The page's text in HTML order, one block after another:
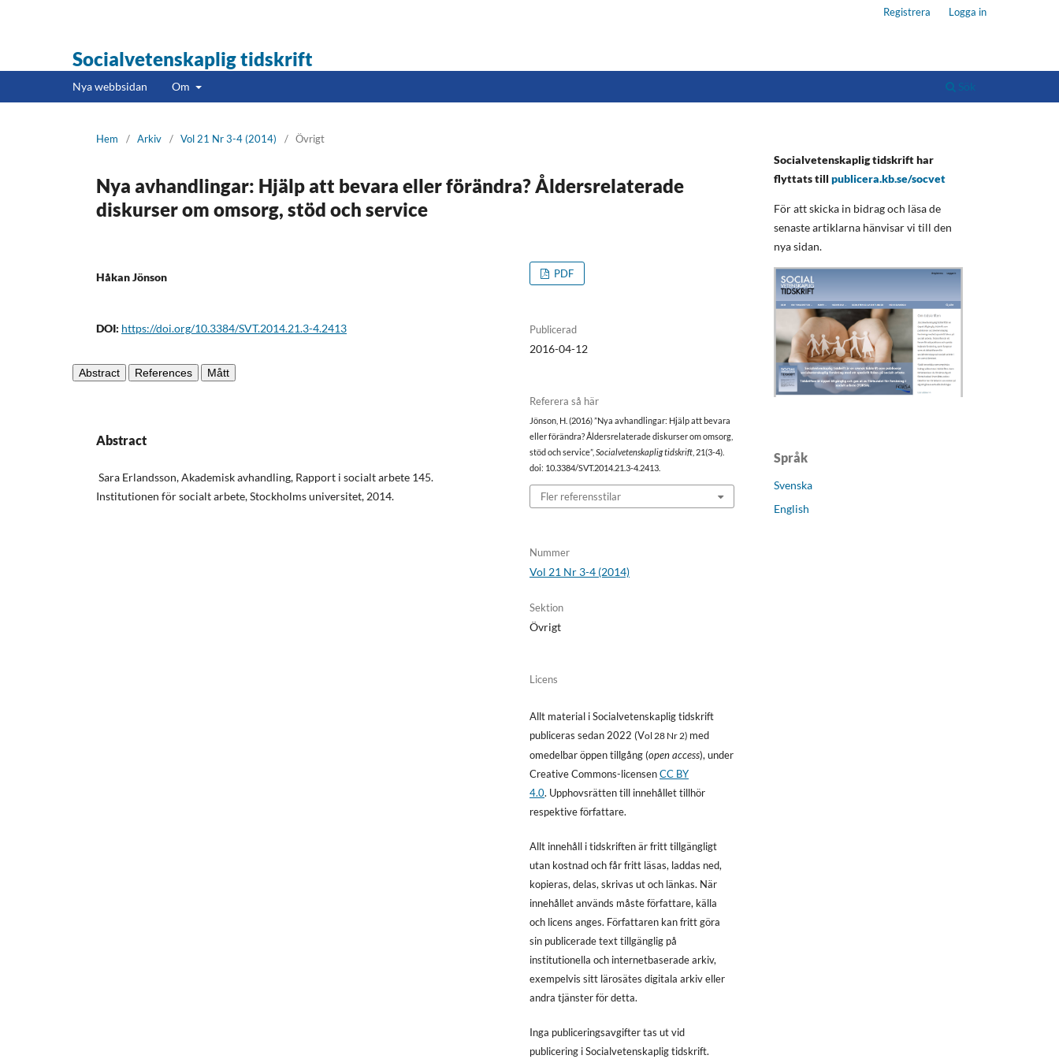
Socialvetenskaplig tidskrift
Nya webbsidan Om Sök
Registrera Logga in
Hem / Arkiv / Vol 21 Nr 3-4 (2014) / Övrigt
Nya avhandlingar: Hjälp att bevara eller förändra? Åldersrelaterade
diskurser om omsorg, stöd och service
Håkan Jönson
DOI: https://doi.org/10.3384/SVT.2014.21.3-4.2413
Abstract References Mått
Abstract
Sara Erlandsson, Akademisk avhandling, Rapport i socialt arbete 145.
Institutionen för socialt arbete, Stockholms universitet, 2014.
PDF
Publicerad
2016-04-12
Referera så här
Jönson, H. (2016) ”Nya avhandlingar: Hjälp att bevara
eller förändra? Åldersrelaterade diskurser om omsorg,
stöd och service”,Socialvetenskaplig tidskrift , 21(3-4).
doi: 10.3384/SVT.2014.21.3-4.2413.
Fler referensstilar
Nummer
Vol 21 Nr 3-4 (2014)
Sektion
Övrigt
Licens
Allt material i Socialvetenskaplig tidskrift
publiceras sedan 2022 (Vol 28 Nr 2) med
omedelbar öppen tillgång (open access), under
Creative Commons-licensenCC BY
4.0. Upphovsrätten till innehållet tillhör
respektive författare.
Allt innehåll i tidskriften är fritt tillgängligt
utan kostnad och får fritt läsas, laddas ned,
kopieras, delas, skrivas ut och länkas. När
innehållet används måste författare, källa
och licens anges. Författaren kan fritt göra
sin publicerade text tillgänglig på
institutionella och internetbaserade arkiv,
exempelvis sitt lärosätes digitala arkiv eller
andra tjänster för detta.
Inga publiceringsavgifter tas ut vid
publicering i Socialvetenskaplig tidskrift.
Socialvetenskaplig tidskrift har
flyttats till publicera.kb.se/socvet
För att skicka in bidrag och läsa de
senaste artiklarna hänvisar vi till den
nya sidan.
Språk
Svenska
English